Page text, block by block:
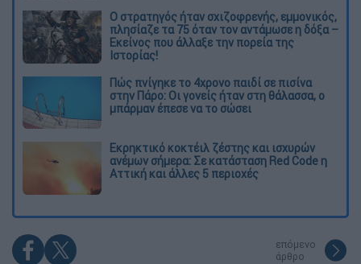
O στρατηγός ήταν σχιζοφρενής, εμμονικός,
πλησίαζε τα 75 όταν τον αντάμωσε η δόξα –
Εκείνος που άλλαξε την πορεία της
Ιστορίας!
Πώς πνίγηκε το 4χρονο παιδί σε πισίνα
στην Πάρο: Οι γονείς ήταν στη θάλασσα, ο
μπάρμαν έπεσε να το σώσει
Εκρηκτικό κοκτέιλ ζέστης και ισχυρών
ανέμων σήμερα: Σε κατάσταση Red Code η
Αττική και άλλες 5 περιοχές
επόμενο
άρθρο